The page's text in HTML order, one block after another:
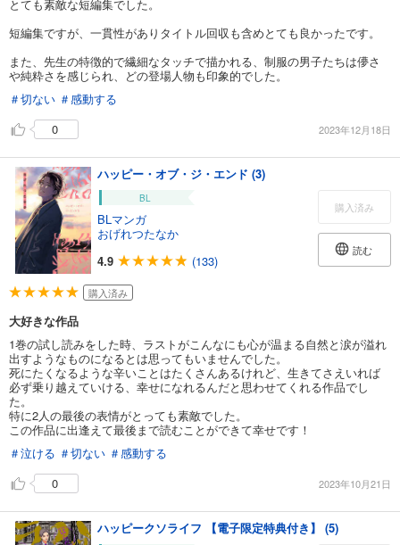
とても素敵な短編集でした。
短編集ですが、一貫性がありタイトル回収も含めとても良かったです。
また、先生の特徴的で繊細なタッチで描かれる、制服の男子たちは儚さ
や純粋さを感じられ、どの登場人物も印象的でした。
＃切ない ＃感動する
0
2023年12月18日
ハッピー・オブ・ジ・エンド (3)
BL
BLマンガ
おげれつたなか
4.9
(133)
購入済み
読む
購入済み
大好きな作品
1巻の試し読みをした時、ラストがこんなにも心が温まる自然と涙が溢れ
出すようなものになるとは思ってもいませんでした。
死にたくなるような辛いことはたくさんあるけれど、生きてさえいれば
必ず乗り越えていける、幸せになれるんだと思わせてくれる作品でし
た。
特に2人の最後の表情がとっても素敵でした。
この作品に出逢えて最後まで読むことができて幸せです！
＃泣ける ＃切ない ＃感動する
0
2023年10月21日
ハッピークソライフ 【電子限定特典付き】 (5)